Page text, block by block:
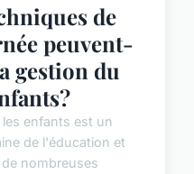
de
peuvent-
gestion du
enfants est un
de l'éducation et
nombreuses